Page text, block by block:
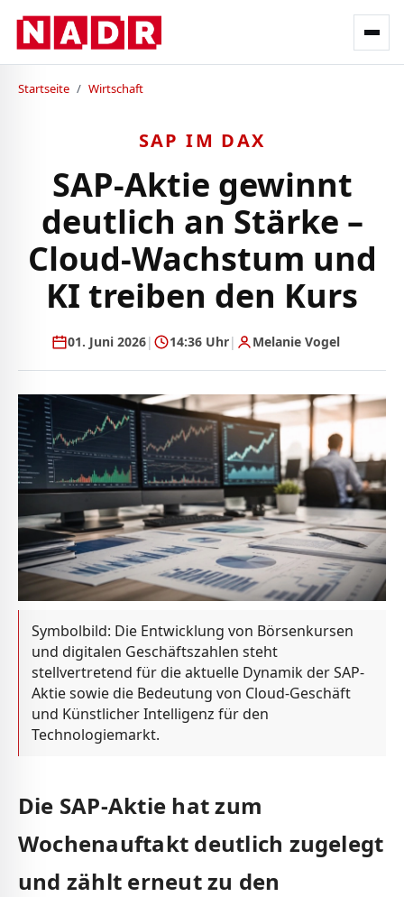
Startseite / Wirtschaft
SAP IM DAX
SAP-Aktie gewinnt
deutlich an Stärke –
Cloud-Wachstum und
KI treiben den Kurs
01. Juni 2026| 14:36 Uhr| Melanie Vogel
Symbolbild: Die Entwicklung von Börsenkursen
und digitalen Geschäftszahlen steht
stellvertretend für die aktuelle Dynamik der SAP-
Aktie sowie die Bedeutung von Cloud-Geschäft
und Künstlicher Intelligenz für den
Technologiemarkt.
Die SAP-Aktie hat zum
Wochenauftakt deutlich zugelegt
und zählt erneut zu den